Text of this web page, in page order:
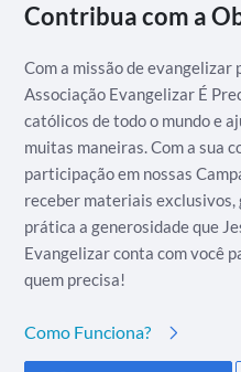
Contribua com a
Com a missão de evangelizar
Associação Evangelizar É
católicos de todo o mundo e
muitas maneiras. Com a sua
participação em nossas
receber materiais exclusivos,
prática a generosidade que
Evangelizar conta com você
quem precisa!
Como Funciona?